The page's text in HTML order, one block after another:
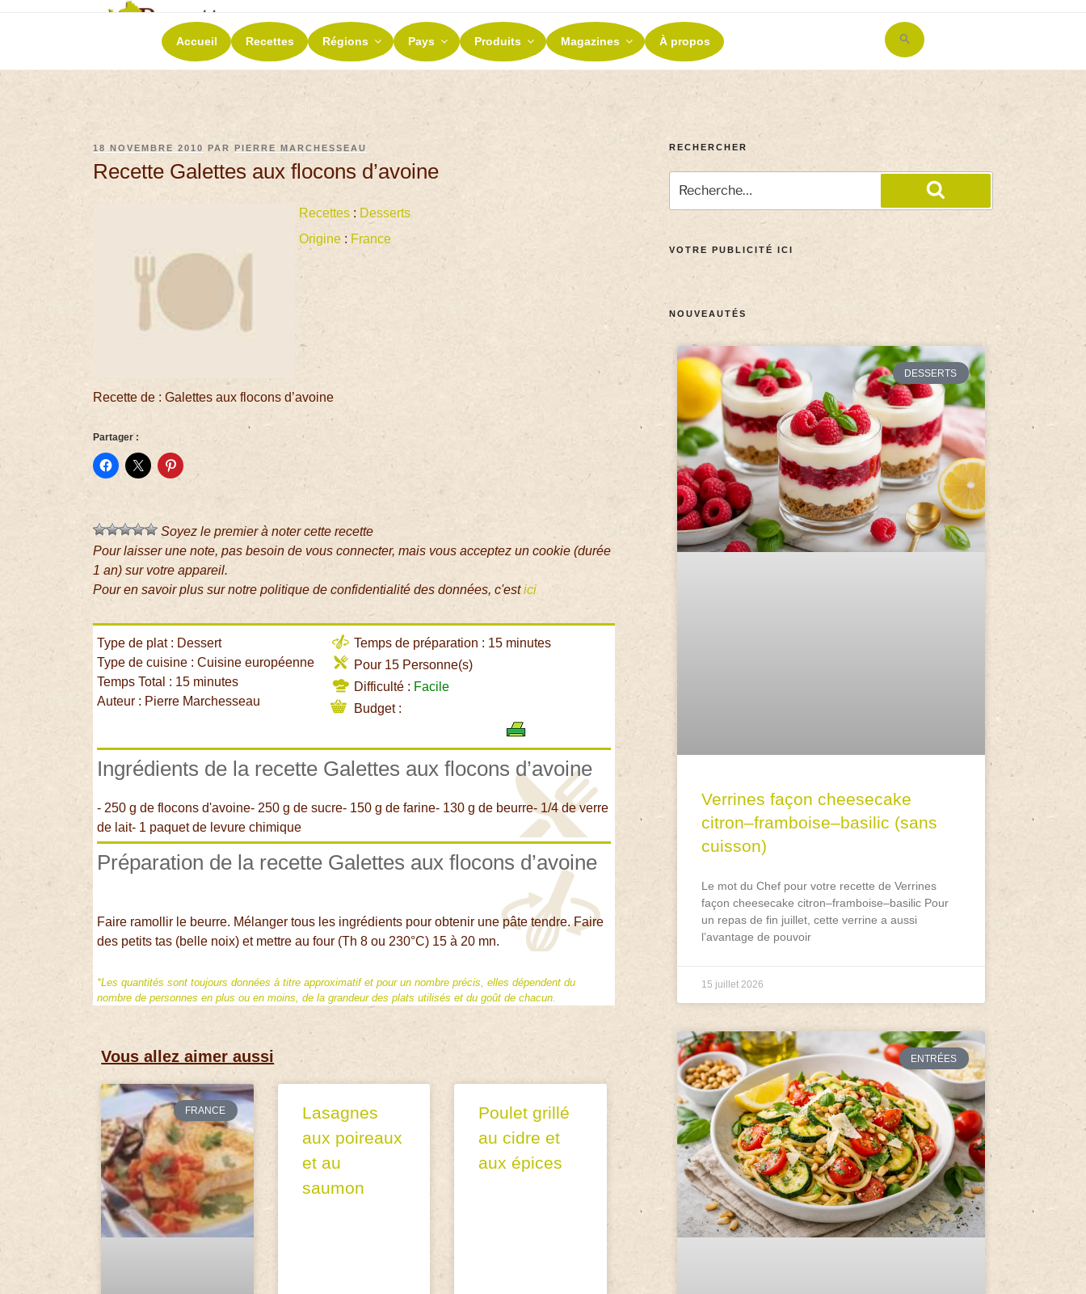
RECETTES ET TERROIRS
La richesse de nos terroirs
Accueil Recettes Régions Pays Produits Magazines À propos
Search
for:
18 NOVEMBRE 2010 PARPIERRE MARCHESSEAU
Recette Galettes aux flocons d’avoine
Recettes : Desserts
Origine : France
Recette de : Galettes aux flocons d’avoine
Partager :
Soyez le premier à noter cette recette
Pour laisser une note, pas besoin de vous connecter, mais vous acceptez un cookie (durée
1 an) sur votre appareil.
Pour en savoir plus sur notre politique de confidentialité des données, c'estici
Type de plat : Dessert
Type de cuisine : Cuisine européenne
Temps Total : 15 minutes
Auteur : Pierre Marchesseau
Temps de préparation : 15 minutes
Pour 15 Personne(s)
Difficulté : Facile
Budget :
Ingrédients de la recette Galettes aux flocons d’avoine
- 250 g de flocons d'avoine- 250 g de sucre- 150 g de farine- 130 g de beurre- 1/4 de verre
de lait- 1 paquet de levure chimique
Préparation de la recette Galettes aux flocons d’avoine
Faire ramollir le beurre. Mélanger tous les ingrédients pour obtenir une pâte tendre. Faire
des petits tas (belle noix) et mettre au four (Th 8 ou 230°C) 15 à 20 mn.
*Les quantités sont toujours données à titre approximatif et pour un nombre précis, elles dépendent du
nombre de personnes en plus ou en moins, de la grandeur des plats utilisés et du goût de chacun.
Vous allez aimer aussi
FRANCE
Lasagnes
aux poireaux
et au
saumon
Poulet grillé
au cidre et
aux épices
RECHERCHER
VOTRE PUBLICITÉ ICI
NOUVEAUTÉS
DESSERTS
Verrines façon cheesecake
citron–framboise–basilic (sans
cuisson)
Le mot du Chef pour votre recette de Verrines
façon cheesecake citron–framboise–basilic Pour
un repas de fin juillet, cette verrine a aussi
l’avantage de pouvoir
15 juillet 2026
ENTRÉES